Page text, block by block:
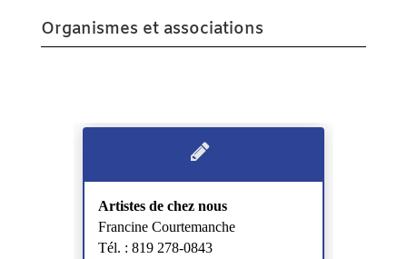
Organismes et associations
Artistes de chez nous
Francine Courtemanche
Tél. : 819 278-0843